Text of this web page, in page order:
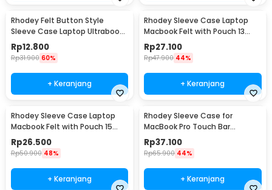
Rhodey Felt Button Style
Sleeve Case Laptop Ultrabook
15 Inch - DA58
Rp12.800
Rp31.900 60%
+ Keranjang
Rhodey Sleeve Case Laptop
Macbook Felt with Pouch 13
Inch - AK01
Rp27.100
Rp47.900 44%
+ Keranjang
Rhodey Sleeve Case Laptop
Macbook Felt with Pouch 15
Inch - AK01
Rp26.500
Rp50.900 48%
+ Keranjang
Rhodey Sleeve Case for
MacBook Pro Touch Bar
Neoprene with Pouch 13 Inch -
YG6005
Rp37.100
Rp65.900 44%
+ Keranjang